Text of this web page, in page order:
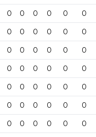
0 0 0 0 0 0
0 0 0 0 0 0
0 0 0 0 0 0
0 0 0 0 0 0
0 0 0 0 0 0
0 0 0 0 0 0
0 0 0 0 0 0